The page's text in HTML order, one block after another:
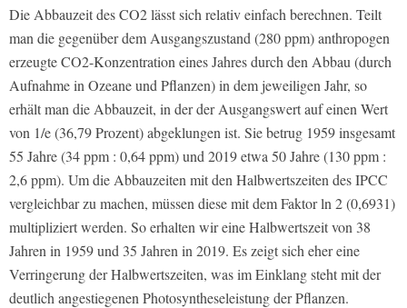
Die Abbauzeit des CO2 lässt sich relativ einfach berechnen. Teilt
man die gegenüber dem Ausgangszustand (280 ppm) anthropogen
erzeugte CO2-Konzentration eines Jahres durch den Abbau (durch
Aufnahme in Ozeane und Pflanzen) in dem jeweiligen Jahr, so
erhält man die Abbauzeit, in der der Ausgangswert auf einen Wert
von 1/e (36,79 Prozent) abgeklungen ist. Sie betrug 1959 insgesamt
55 Jahre (34 ppm : 0,64 ppm) und 2019 etwa 50 Jahre (130 ppm :
2,6 ppm). Um die Abbauzeiten mit den Halbwertszeiten des IPCC
vergleichbar zu machen, müssen diese mit dem Faktor ln 2 (0,6931)
multipliziert werden. So erhalten wir eine Halbwertszeit von 38
Jahren in 1959 und 35 Jahren in 2019. Es zeigt sich eher eine
Verringerung der Halbwertszeiten, was im Einklang steht mit der
deutlich angestiegenen Photosyntheseleistung der Pflanzen.